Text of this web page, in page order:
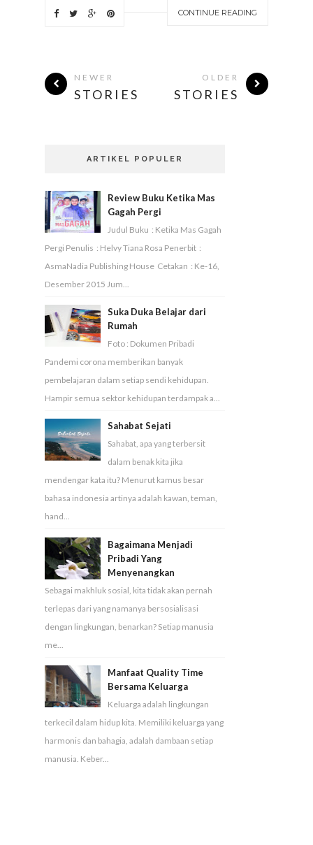
CONTINUE READING
NEWER
STORIES
OLDER
STORIES
ARTIKEL POPULER
Review Buku Ketika Mas
Gagah Pergi
Judul Buku : Ketika Mas Gagah
Pergi Penulis : Helvy Tiana Rosa Penerbit :
AsmaNadia Publishing House Cetakan : Ke-16,
Desember 2015 Jum...
Suka Duka Belajar dari
Rumah
Foto : Dokumen Pribadi
Pandemi corona memberikan banyak
pembelajaran dalam setiap sendi kehidupan.
Hampir semua sektor kehidupan terdampak a...
Sahabat Sejati
Sahabat, apa yang terbersit
dalam benak kita jika
mendengar kata itu? Menurut kamus besar
bahasa indonesia artinya adalah kawan, teman,
hand...
Bagaimana Menjadi
Pribadi Yang
Menyenangkan
Sebagai makhluk sosial, kita tidak akan pernah
terlepas dari yang namanya bersosialisasi
dengan lingkungan, benarkan? Setiap manusia
me...
Manfaat Quality Time
Bersama Keluarga
Keluarga adalah lingkungan
terkecil dalam hidup kita. Memiliki keluarga yang
harmonis dan bahagia, adalah dambaan setiap
manusia. Keber...